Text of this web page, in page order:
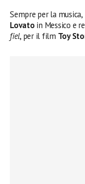
Sempre per la
Lovato in Messico e
fiel, per il film Toy